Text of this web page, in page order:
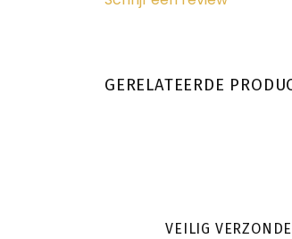
GERELATEERDE
VEILIG